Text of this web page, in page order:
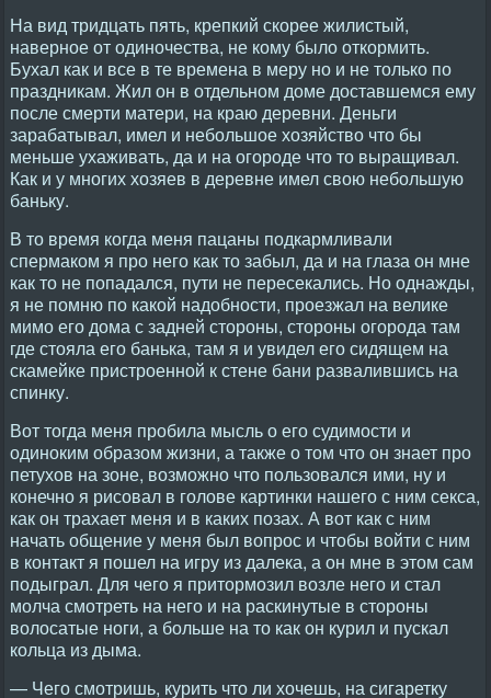
На вид тридцать пять, крепкий скорее жилистый,
наверное от одиночества, не кому было откормить.
Бухал как и все в те времена в меру но и не только по
праздникам. Жил он в отдельном доме доставшемся ему
после смерти матери, на краю деревни. Деньги
зарабатывал, имел и небольшое хозяйство что бы
меньше ухаживать, да и на огороде что то выращивал.
Как и у многих хозяев в деревне имел свою небольшую
баньку.
В то время когда меня пацаны подкармливали
спермаком я про него как то забыл, да и на глаза он мне
как то не попадался, пути не пересекались. Но однажды,
я не помню по какой надобности, проезжал на велике
мимо его дома с задней стороны, стороны огорода там
где стояла его банька, там я и увидел его сидящем на
скамейке пристроенной к стене бани развалившись на
спинку.
Вот тогда меня пробила мысль о его судимости и
одиноким образом жизни, а также о том что он знает про
петухов на зоне, возможно что пользовался ими, ну и
конечно я рисовал в голове картинки нашего с ним секса,
как он трахает меня и в каких позах. А вот как с ним
начать общение у меня был вопрос и чтобы войти с ним
в контакт я пошел на игру из далека, а он мне в этом сам
подыграл. Для чего я притормозил возле него и стал
молча смотреть на него и на раскинутые в стороны
волосатые ноги, а больше на то как он курил и пускал
кольца из дыма.
— Чего смотришь, курить что ли хочешь, на сигаретку